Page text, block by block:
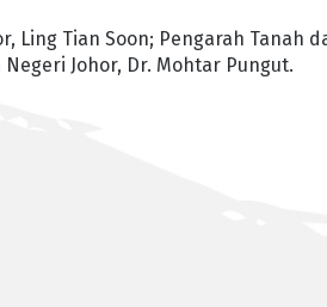
Ling Tian Soon; Pengarah Tanah
Johor, Dr. Mohtar Pungut.